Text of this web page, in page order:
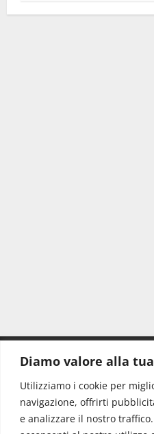
Diamo valore alla
Utilizziamo i cookie per
navigazione, offrirti
e analizzare il nostro
Redazione:
Direttore: